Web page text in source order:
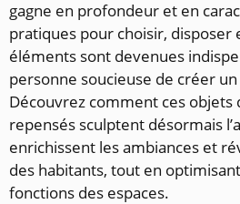
gagne en profondeur et en
pratiques pour choisir, disposer
éléments sont devenues
personne soucieuse de créer
Découvrez comment ces
repensés sculptent désormais
enrichissent les ambiances et
des habitants, tout en
fonctions des espaces.